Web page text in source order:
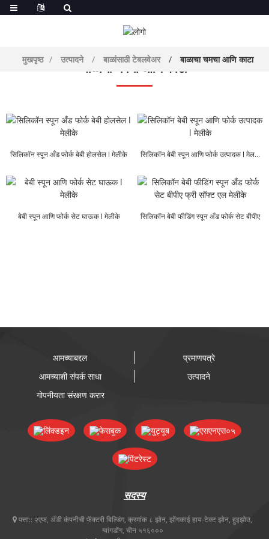
मुखपृष्ठ उत्पादने बाळांसाठी टेबलवेअर बाळाचा चमचा आणि काटा
बाळाचा चमचा आणि काटा
सिलिकॉन स्पून अँड फोर्क बेबी होलसेल l मेलीके सिलिकॉन बेबी स्पून आणि फोर्क उत्पादक l मेल...
बेबी स्पून आणि फोर्क सेट घाऊक l मेलीके
सिलिकॉन बेबी फीडिंग स्पून अँड फोर्क सेट बीपीए
आमच्याबद्दल
प्रमाणपत्रे
आमच्याशी संपर्क साधा
उत्पादने
गोपनीयता संरक्षण करार
सदस्य
पत्ता:: २एफ, अँडी कंपनीची फॅक्टरी बिल्डिंग, क्रमांक ८ झोन, झोंगकाई हाय-टेक्ट झोन, हुइझोउ,
ग्वांगडोंग, चीन ५१६०००